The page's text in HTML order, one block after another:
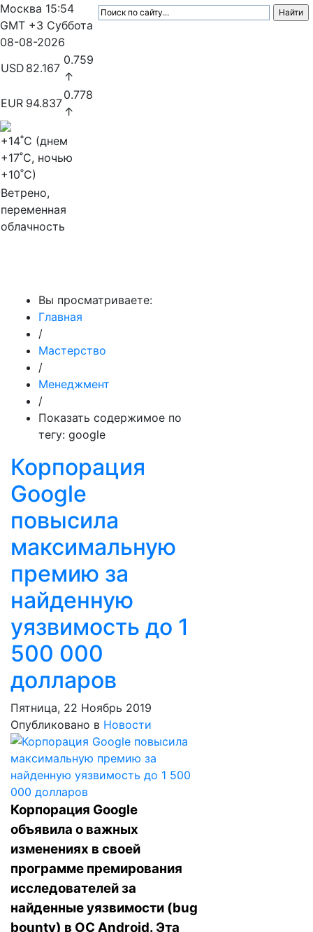
Москва 15:54
GMT +3 Суббота
08-08-2026
USD 82.167
0.759
↑
EUR 94.837
0.778
↑
+14˚C (днем
+17˚C, ночью
+10˚C)
Ветрено,
переменная
облачность
Вы просматриваете:
Главная
/
Мастерство
/
Менеджмент
/
Показать содержимое по
тегу: google
Корпорация
Google
повысила
максимальную
премию за
найденную
уязвимость до 1
500 000
долларов
Пятница, 22 Ноябрь 2019
Опубликовано в Новости
Корпорация Google
объявила о важных
изменениях в своей
программе премирования
исследователей за
найденные уязвимости (bug
bounty) в ОС Android. Эта